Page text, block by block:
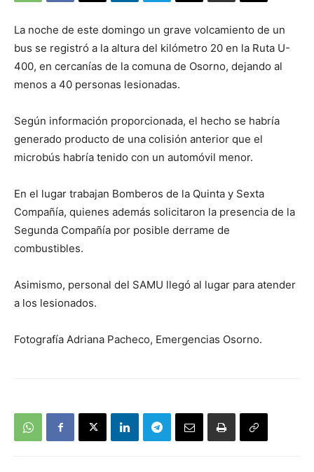
La noche de este domingo un grave volcamiento de un
bus se registró a la altura del kilómetro 20 en la Ruta U-
400, en cercanías de la comuna de Osorno, dejando al
menos a 40 personas lesionadas.
Según información proporcionada, el hecho se habría
generado producto de una colisión anterior que el
microbús habría tenido con un automóvil menor.
En el lugar trabajan Bomberos de la Quinta y Sexta
Compañía, quienes además solicitaron la presencia de la
Segunda Compañía por posible derrame de
combustibles.
Asimismo, personal del SAMU llegó al lugar para atender
a los lesionados.
Fotografía Adriana Pacheco, Emergencias Osorno.